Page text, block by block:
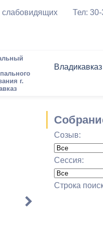
слабовидящих Тел:
г.
Владикавказ
Устав
Города-
Торги и
Программа
Формы
Обратная
Комиссии
График
Новостная
Актуально
Созыв:
Сессия:
Строка